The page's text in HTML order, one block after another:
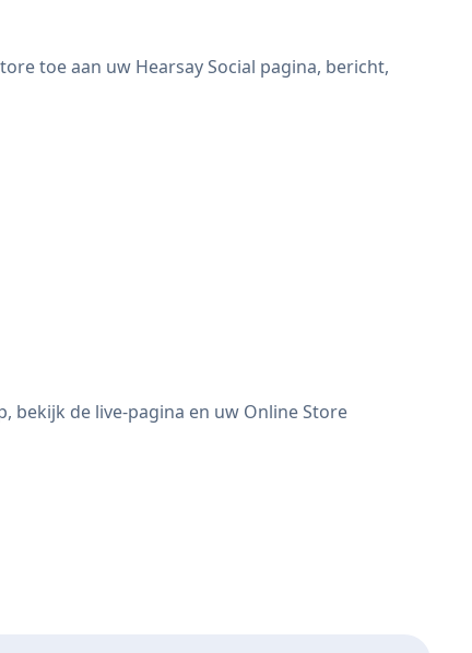
toe aan uw Hearsay Social pagina, bericht,
bekijk de live-pagina en uw Online Store